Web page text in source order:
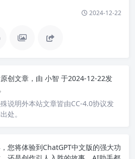
2024-12-22
创文章，由 小智 于2024-12-22发
说明外本站文章皆由CC-4.0协议发
处。
您将体验到ChatGPT中文版的强大功